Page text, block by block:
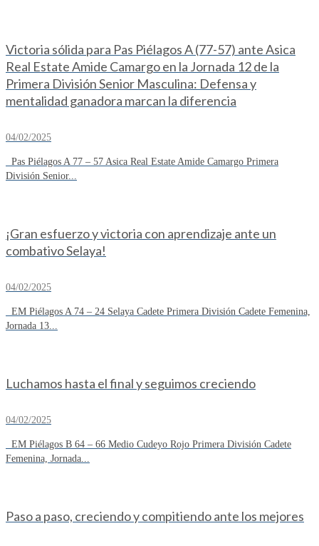
Victoria sólida para Pas Piélagos A (77-57) ante Asica
Real Estate Amide Camargo en la Jornada 12 de la
Primera División Senior Masculina: Defensa y
mentalidad ganadora marcan la diferencia
04/02/2025
Pas Piélagos A 77 – 57 Asica Real Estate Amide Camargo Primera
División Senior...
¡Gran esfuerzo y victoria con aprendizaje ante un
combativo Selaya!
04/02/2025
EM Piélagos A 74 – 24 Selaya Cadete Primera División Cadete Femenina,
Jornada 13...
Luchamos hasta el final y seguimos creciendo
04/02/2025
EM Piélagos B 64 – 66 Medio Cudeyo Rojo Primera División Cadete
Femenina, Jornada...
Paso a paso, creciendo y compitiendo ante los mejores